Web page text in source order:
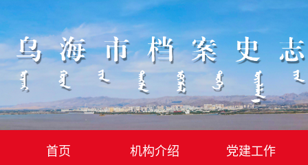
首页 机构介绍 党建工作